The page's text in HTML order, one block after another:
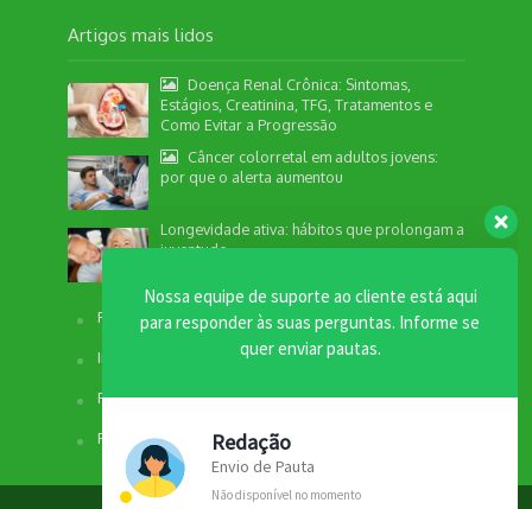
Artigos mais lidos
Doença Renal Crônica: Sintomas,
Estágios, Creatinina, TFG, Tratamentos e
Como Evitar a Progressão
Câncer colorretal em adultos jovens:
por que o alerta aumentou
Longevidade ativa: hábitos que prolongam a
juventude
Facebook
Instagram
Fale com a Redação
Fale com o Comercial
Nossa equipe de suporte ao cliente está aqui
para responder às suas perguntas. Informe se
quer enviar pautas.
Redação
Envio de Pauta
SEO / Marketing
Comercial
Não disponível no momento